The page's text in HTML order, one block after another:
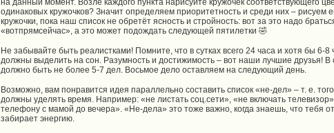
на данный момент. Возле каждого пункта нарисуйте кружочек соответствующего
одинаковых кружочков? Значит определяем приоритетность и среди них – рисуем
кружочки, пока наш список не обретёт ясность и стройность: вот за это надо
«вотпрямсейчас», а это может подождать следующей пятилетки 🤣
Не забывайте быть реалистками! Помните, что в сутках всего 24 часа и хотя бы 6-8
должны выделить на сон. Разумность и достижимость – вот наши лучшие друзья! В
должно быть не более 5-7 дел. Восьмое дело оставляем на следующий день.
Возможно, вам понравится идея параллельно составить список «не-дел» – т. е.
должны уделять время. Например: «не листать соц.сети», «не включать
телефону с мамой до вечера». «Не-дела» это тоже важно, когда знаешь, что тебя
забирает энергию.